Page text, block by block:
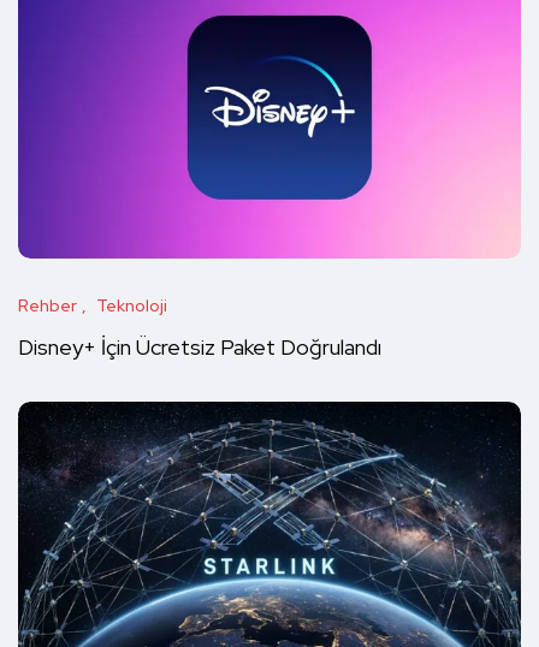
Rehber Teknoloji
Disney+ İçin Ücretsiz Paket Doğrulandı